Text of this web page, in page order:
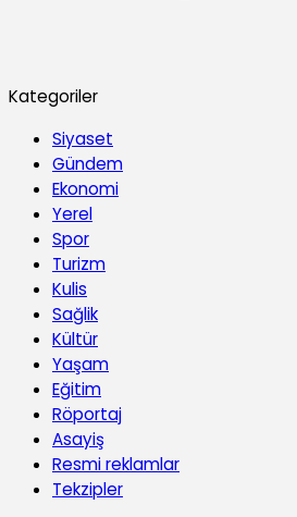
Kategoriler
Siyaset
Gündem
Ekonomi
Yerel
Spor
Turizm
Kulis
Sağlik
Kültür
Yaşam
Eğitim
Röportaj
Asayiş
Resmi reklamlar
Tekzipler